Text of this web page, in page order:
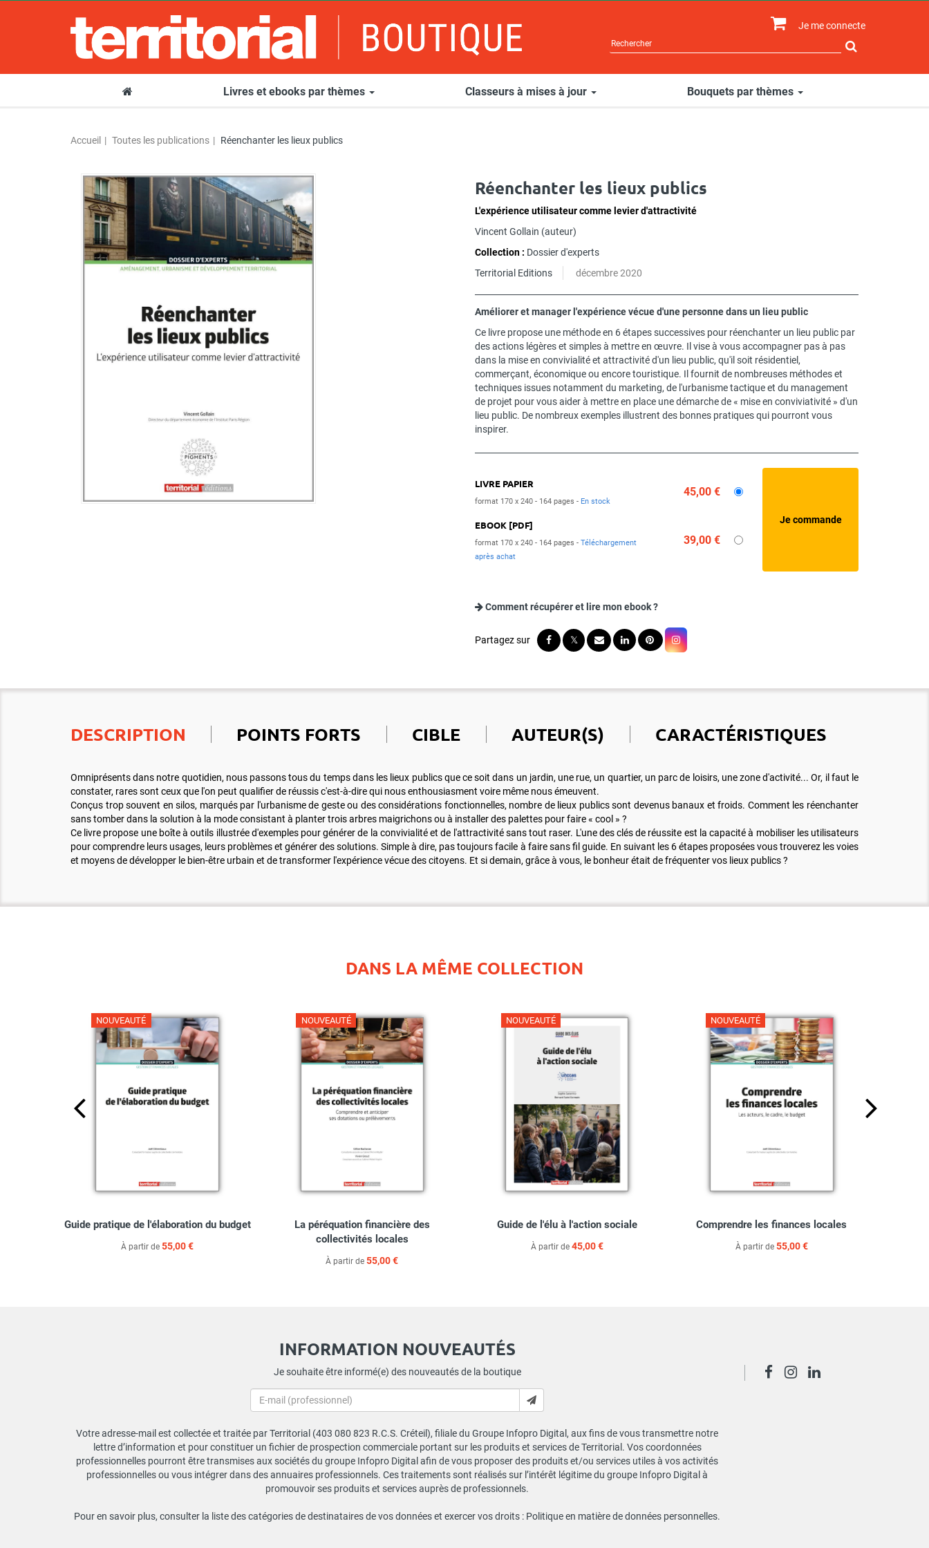
Je me connecte
Livres et ebooks par thèmes Classeurs à mises à jour Bouquets par thèmes
Accueil Toutes les publications Réenchanter les lieux publics
Réenchanter les lieux publics
L'expérience utilisateur comme levier d'attractivité
Vincent Gollain (auteur)
Collection : Dossier d'experts
Territorial Editions
décembre 2020
Améliorer et manager l'expérience vécue d'une personne dans un lieu public
Ce livre propose une méthode en 6 étapes successives pour réenchanter un lieu public par
des actions légères et simples à mettre en œuvre. Il vise à vous accompagner pas à pas
dans la mise en convivialité et attractivité d'un lieu public, qu'il soit résidentiel,
commerçant, économique ou encore touristique. Il fournit de nombreuses méthodes et
techniques issues notamment du marketing, de l'urbanisme tactique et du management
de projet pour vous aider à mettre en place une démarche de « mise en conviviativité » d'un
lieu public. De nombreux exemples illustrent des bonnes pratiques qui pourront vous
inspirer.
LIVRE PAPIER
format 170 x 240 164 pages En stock
45,00 €
EBOOK [PDF]
format 170 x 240 164 pages
Téléchargement
après achat
39,00 €
Comment récupérer et lire mon ebook ?
DESCRIPTION POINTS FORTS CIBLE AUTEUR(S) CARACTÉRISTIQUES
Omniprésents dans notre quotidien, nous passons tous du temps dans les lieux publics que ce soit dans un jardin, une rue, un quartier, un parc de loisirs, une zone d'activité... Or, il faut le
constater, rares sont ceux que l'on peut qualifier de réussis c'est-à-dire qui nous enthousiasment voire même nous émeuvent.
Conçus trop souvent en silos, marqués par l'urbanisme de geste ou des considérations fonctionnelles, nombre de lieux publics sont devenus banaux et froids. Comment les réenchanter
sans tomber dans la solution à la mode consistant à planter trois arbres maigrichons ou à installer des palettes pour faire « cool » ?
Ce livre propose une boîte à outils illustrée d'exemples pour générer de la convivialité et de l'attractivité sans tout raser. L'une des clés de réussite est la capacité à mobiliser les utilisateurs
pour comprendre leurs usages, leurs problèmes et générer des solutions. Simple à dire, pas toujours facile à faire sans fil guide. En suivant les 6 étapes proposées vous trouverez les voies
et moyens de développer le bien-être urbain et de transformer l'expérience vécue des citoyens. Et si demain, grâce à vous, le bonheur était de fréquenter vos lieux publics ?
DANS LA MÊME COLLECTION
NOUVEAUTÉ
Guide pratique de l'élaboration du budget
À partir de55,00 €
NOUVEAUTÉ
La péréquation financière des
collectivités locales
À partir de55,00 €
NOUVEAUTÉ
Guide de l'élu à l'action sociale
À partir de 45,00 €
NOUVEAUTÉ
Comprendre les finances locales
À partir de 55,00 €
INFORMATION NOUVEAUTÉS
Je souhaite être informé(e) des nouveautés de la boutique
Votre adresse-mail est collectée et traitée par Territorial (403 080 823 R.C.S. Créteil), filiale du Groupe Infopro Digital, aux fins de vous transmettre notre
lettre d’information et pour constituer un fichier de prospection commerciale portant sur les produits et services de Territorial. Vos coordonnées
professionnelles pourront être transmises aux sociétés du groupe Infopro Digital afin de vous proposer des produits et/ou services utiles à vos activités
professionnelles ou vous intégrer dans des annuaires professionnels. Ces traitements sont réalisés sur l’intérêt légitime du groupe Infopro Digital à
promouvoir ses produits et services auprès de professionnels.
Pour en savoir plus, consulter la liste des catégories de destinataires de vos données et exercer vos droits : Politique en matière de données personnelles.